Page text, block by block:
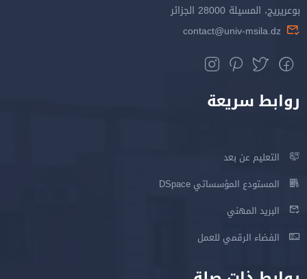
بوعريريج، المسيلة 28000 الجزائر
contact@univ-msila.dz
روابط سريعة
التعليم عن بعد
المستودع المؤسساتي DSpace
البريد المهني
الفضاء الرقمي للعمل